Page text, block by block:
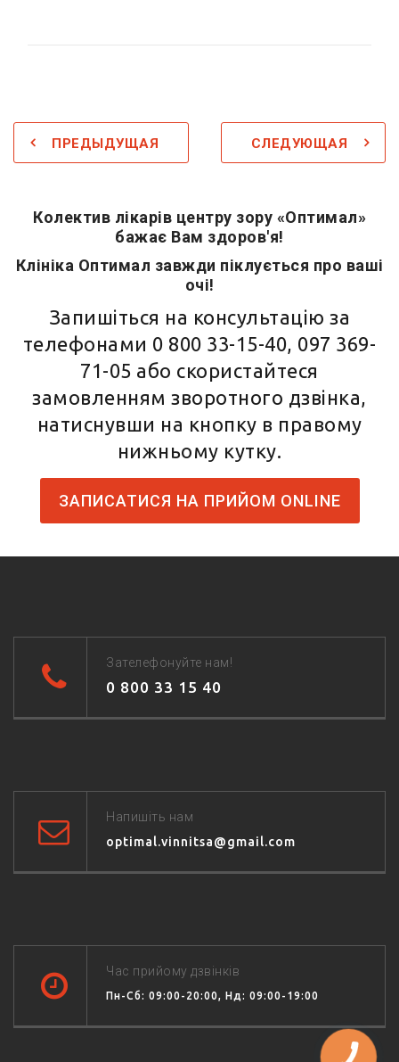
ПРЕДЫДУЩАЯ СЛЕДУЮЩАЯ
Колектив лікарів центру зору «Оптимал»
бажає Вам здоров'я!
Клініка Оптимал завжди піклується про ваші
очі!
Запишіться на консультацію за
телефонами 0 800 33-15-40, 097 369-
71-05 або скористайтеся
замовленням зворотного дзвінка,
натиснувши на кнопку в правому
нижньому кутку.
ЗАПИСАТИСЯ НА ПРИЙОМ ONLINE
Зателефонуйте нам!
0 800 33 15 40
Напишіть нам
optimal.vinnitsa@gmail.com
Час прийому дзвінків
Пн-Сб: 09:00-20:00, Нд: 09:00-19:00